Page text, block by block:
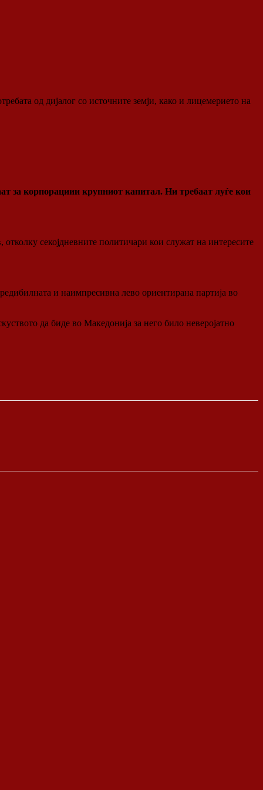
од дијалог со источните земји, како и лицемерието на
за корпорациии крупниот капитал. Ни требаат луѓе кои
секојдневните политичари кои служат на интересите
и наимпресивна лево ориентирана партија во
да биде во Македонија за него било неверојатно